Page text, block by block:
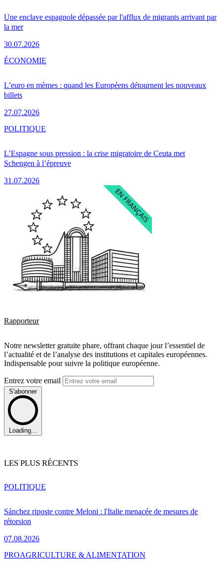
Une enclave espagnole dépassée par l'afflux de migrants arrivant par
la mer
30.07.2026
L’euro en mèmes : quand les Européens détournent les nouveaux
billets
27.07.2026
ÉCONOMIE
L’Espagne sous pression : la crise migratoire de Ceuta met
Schengen à l’épreuve
31.07.2026
POLITIQUE
Rapporteur
Notre newsletter gratuite phare, offrant chaque jour l’essentiel de
l’actualité et de l’analyse des institutions et capitales européennes.
Indispensable pour suivre la politique européenne.
Entrez votre email
S'abonner
Loading...
LES PLUS RÉCENTS
Sánchez riposte contre Meloni : l'Italie menacée de mesures de
rétorsion
07.08.2026
POLITIQUE
PROAGRICULTURE & ALIMENTATION